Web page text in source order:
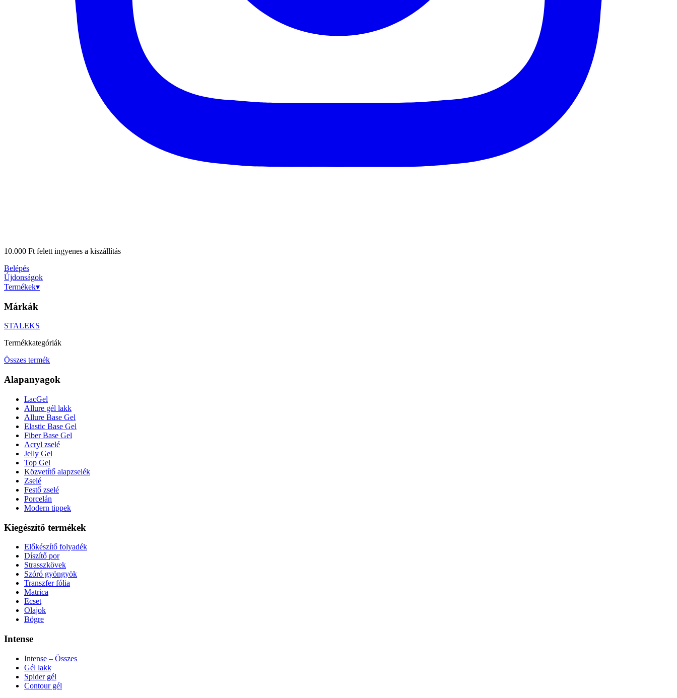
10.000 Ft felett ingyenes a kiszállítás
Belépés
Újdonságok
Termékek▾
Márkák
STALEKS
Termékkategóriák
Összes termék
Alapanyagok
LacGel
Allure gél lakk
Allure Base Gel
Elastic Base Gel
Fiber Base Gel
Acryl zselé
Jelly Gel
Top Gel
Közvetítő alapzselék
Zselé
Festő zselé
Porcelán
Modern tippek
Kiegészítő termékek
Előkészítő folyadék
Díszítő por
Strasszkövek
Szóró gyöngyök
Transzfer fólia
Matrica
Ecset
Olajok
Bögre
Intense
Intense – Összes
Gél lakk
Spider gél
Contour gél